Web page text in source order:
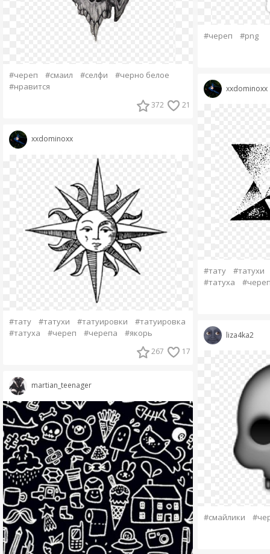
#череп #смаил #селфи
#черно белое
#нравится
372 21
xxdominoxx
#тату #татухи #татуировки
#татуировка
#татуха
#череп #черепа #якорь
267 17
martian_teenager
#череп #png
xxdominoxx
#тату
#татухи
#татуха
liza4ka2
#смайлики